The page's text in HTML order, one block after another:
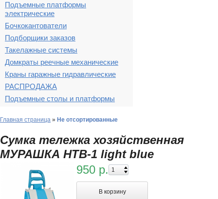
Подъемные платформы
электрические
Бочкокантователи
Подборщики заказов
Такелажные системы
Домкраты реечные механические
Краны гаражные гидравлические
РАСПРОДАЖА
Подъемные столы и платформы
Главная страница » Не отсортированные
Сумка тележка хозяйственная
МУРАШКА HTB-1 light blue
950 р.
В корзину